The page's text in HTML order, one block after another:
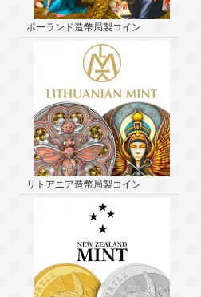
ポーランド造幣局製コイン
リトアニア造幣局製コイン